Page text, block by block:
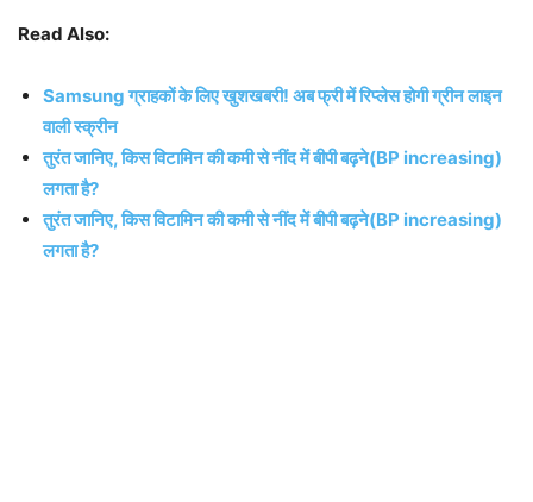
Read Also:
Samsung ग्राहकों के लिए खुशखबरी! अब फ्री में रिप्लेस होगी ग्रीन लाइन
वाली स्क्रीन
तुरंत जानिए, किस विटामिन की कमी से नींद में बीपी बढ़ने(BP increasing)
लगता है?
तुरंत जानिए, किस विटामिन की कमी से नींद में बीपी बढ़ने(BP increasing)
लगता है?